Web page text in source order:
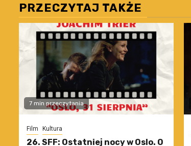
PRZECZYTAJ TAKŻE
7 min przeczytania
Film Kultura
26. SFF: Ostatniej nocy w Oslo. O